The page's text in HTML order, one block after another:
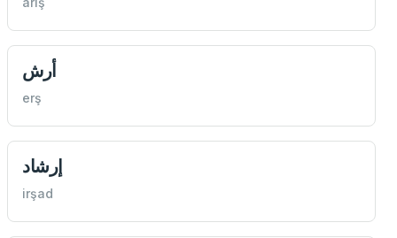
أرش
erş
إرشاد
irşad